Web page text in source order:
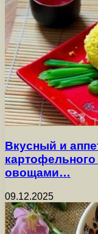
Вкусный и
овощами…
09.12.2025